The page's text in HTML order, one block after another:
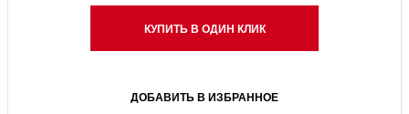
КУПИТЬ В ОДИН КЛИК
ДОБАВИТЬ В ИЗБРАННОЕ